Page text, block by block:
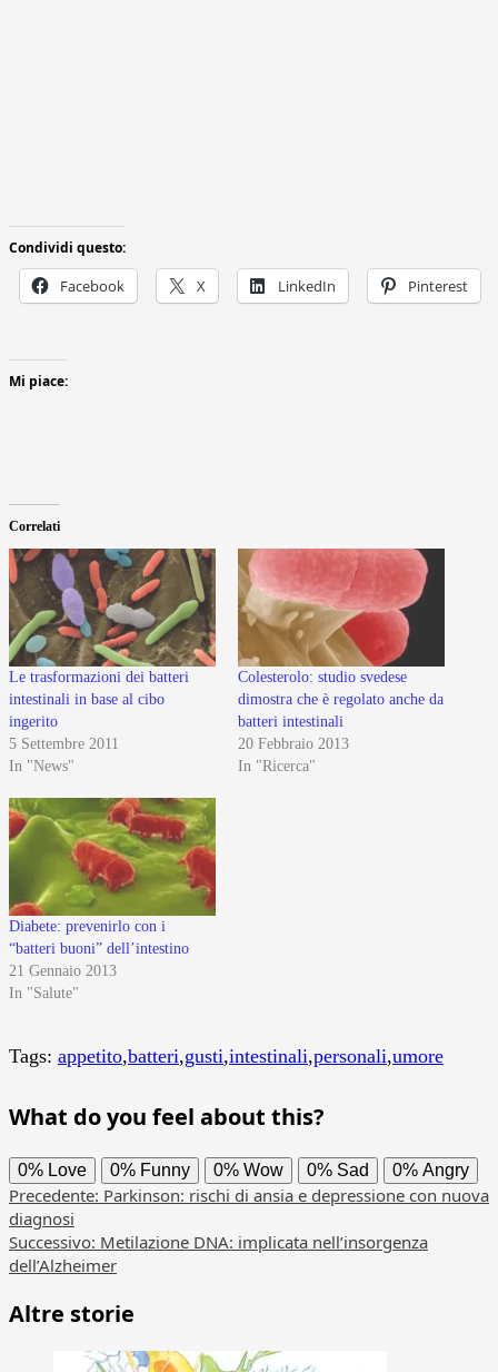
Condividi questo:
Facebook X LinkedIn Pinterest
Mi piace:
Correlati
Le trasformazioni dei batteri
intestinali in base al cibo
ingerito
5 Settembre 2011
In "News"
Colesterolo: studio svedese
dimostra che è regolato anche da
batteri intestinali
20 Febbraio 2013
In "Ricerca"
Diabete: prevenirlo con i
“batteri buoni” dell’intestino
21 Gennaio 2013
In "Salute"
Tags: appetito,batteri,gusti,intestinali,personali,umore
What do you feel about this?
0% Love 0% Funny 0% Wow 0% Sad 0% Angry
Navigazione
articolo
Precedente: Parkinson: rischi di ansia e depressione con nuova
diagnosi
Successivo: Metilazione DNA: implicata nell’insorgenza
dell’Alzheimer
Altre storie